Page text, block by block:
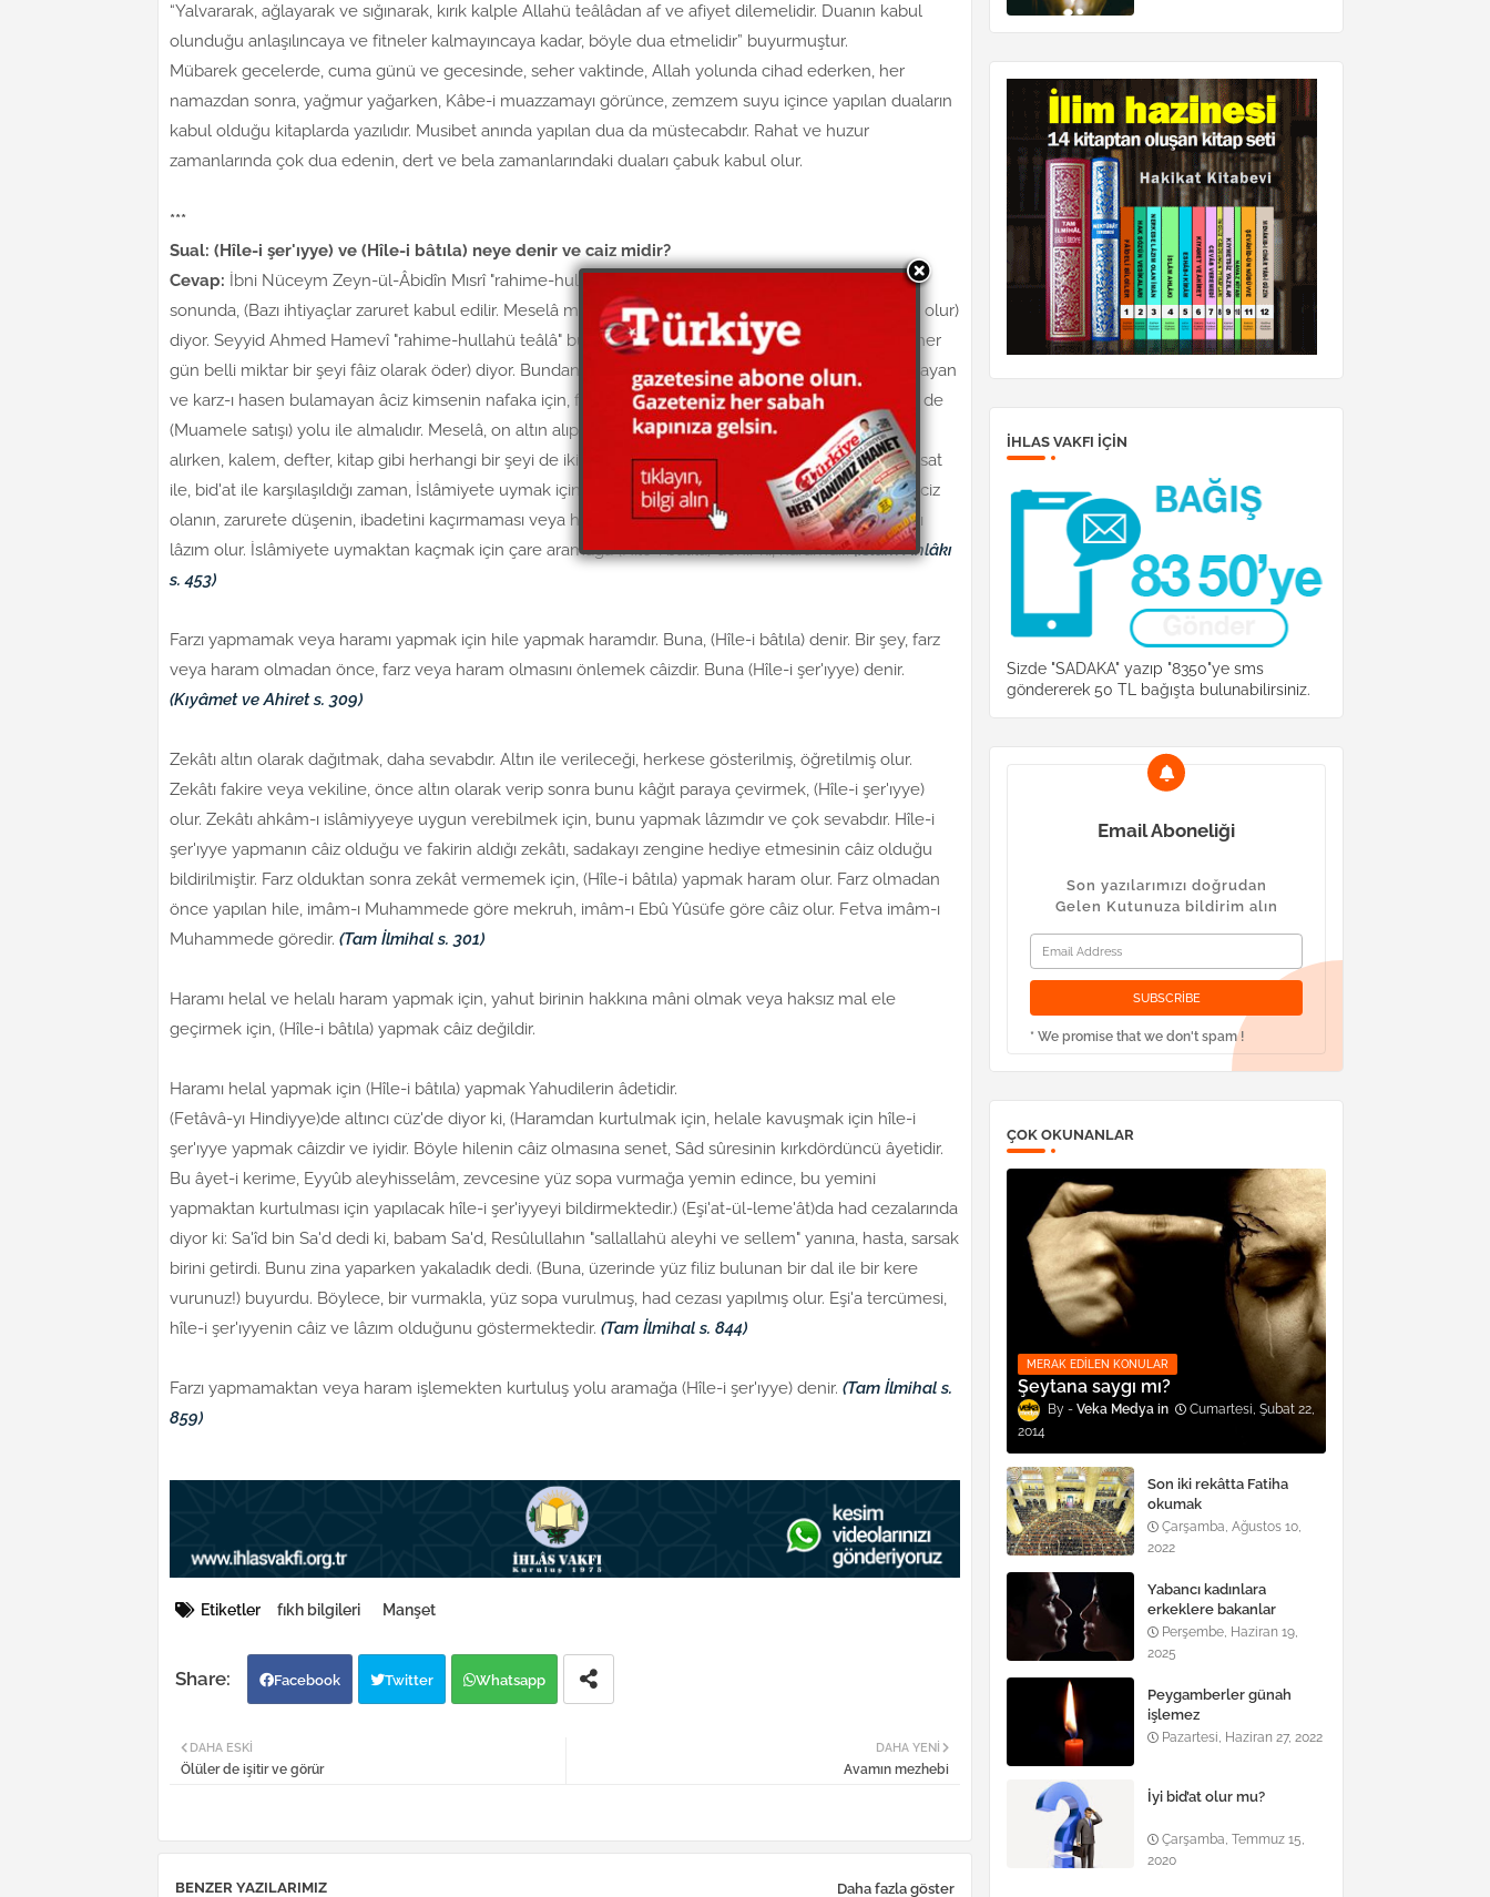
“Yalvararak, ağlayarak ve sığınarak, kırık kalple Allahü teâlâdan af ve afiyet dilemelidir. Duanın kabul
olunduğu anlaşılıncaya ve fitneler kalmayıncaya kadar, böyle dua etmelidir” buyurmuştur.
Mübarek gecelerde, cuma günü ve gecesinde, seher vaktinde, Allah yolunda cihad ederken, her
namazdan sonra, yağmur yağarken, Kâbe-i muazzamayı görünce, zemzem suyu içince yapılan duaların
kabul olduğu kitaplarda yazılıdır. Musibet anında yapılan dua da müstecabdır. Rahat ve huzur
zamanlarında çok dua edenin, dert ve bela zamanlarındaki duaları çabuk kabul olur.
***
Sual: (Hîle-i şer'ıyye) ve (Hîle-i bâtıla) neye denir ve caiz midir?
Cevap: İbni Nüceym Zeyn-ül-Âbidîn Mısrî "rahime-hullahü teâlâ" (Eşbâh) kitabında, beşinci kaidenin
sonunda, (Bazı ihtiyaçlar zaruret kabul edilir. Meselâ muhtaç olanın fâiz ödeyerek ödünç alması câiz olur)
diyor. Seyyid Ahmed Hamevî "rahime-hullahü teâlâ" burayı açıklarken, (Meselâ on altın ödünç alıp, her
gün belli miktar bir şeyi fâiz olarak öder) diyor. Bundan anlaşılıyor ki, nafakaya muhtaç olup, çalışamayan
ve karz-ı hasen bulamayan âciz kimsenin nafaka için, fâiz ile ödünç alması câiz olur. Fakat, bu hâlde de
(Muamele satışı) yolu ile almalıdır. Meselâ, on altın alıp, oniki altın ödemekte uyuşulunca, on altını
alırken, kalem, defter, kitap gibi herhangi bir şeyi de iki altına satın alıp, oniki altın borçlanır. Böyle, fesat
ile, bid'at ile karşılaşıldığı zaman, İslâmiyete uymak için, ihtiyatlı yol aramağa, (Hîle-i şer'ıyye) denir. Âciz
olanın, zarurete düşenin, ibadetini kaçırmaması veya haram işlememesi için (Hîle-i şer'ıyye) yapması
lâzım olur. İslâmiyete uymaktan kaçmak için çare aramağa (Hîle-i bâtıla) denir ki, haramdır.(İslâm Ahlâkı
s. 453)
Farzı yapmamak veya haramı yapmak için hile yapmak haramdır. Buna, (Hîle-i bâtıla) denir. Bir şey, farz
veya haram olmadan önce, farz veya haram olmasını önlemek câizdir. Buna (Hîle-i şer'ıyye) denir.
(Kıyâmet ve Ahiret s. 309)
Zekâtı altın olarak dağıtmak, daha sevabdır. Altın ile verileceği, herkese gösterilmiş, öğretilmiş olur.
Zekâtı fakire veya vekiline, önce altın olarak verip sonra bunu kâğıt paraya çevirmek, (Hîle-i şer'ıyye)
olur. Zekâtı ahkâm-ı islâmiyyeye uygun verebilmek için, bunu yapmak lâzımdır ve çok sevabdır. Hîle-i
şer'ıyye yapmanın câiz olduğu ve fakirin aldığı zekâtı, sadakayı zengine hediye etmesinin câiz olduğu
bildirilmiştir. Farz olduktan sonra zekât vermemek için, (Hîle-i bâtıla) yapmak haram olur. Farz olmadan
önce yapılan hile, imâm-ı Muhammede göre mekruh, imâm-ı Ebû Yûsüfe göre câiz olur. Fetva imâm-ı
Muhammede göredir. (Tam İlmihal s. 301)
Haramı helal ve helalı haram yapmak için, yahut birinin hakkına mâni olmak veya haksız mal ele
geçirmek için, (Hîle-i bâtıla) yapmak câiz değildir.
Haramı helal yapmak için (Hîle-i bâtıla) yapmak Yahudilerin âdetidir.
(Fetâvâ-yı Hindiyye)de altıncı cüz'de diyor ki, (Haramdan kurtulmak için, helale kavuşmak için hîle-i
şer'ıyye yapmak câizdir ve iyidir. Böyle hilenin câiz olmasına senet, Sâd sûresinin kırkdördüncü âyetidir.
Bu âyet-i kerime, Eyyûb aleyhisselâm, zevcesine yüz sopa vurmağa yemin edince, bu yemini
yapmaktan kurtulması için yapılacak hîle-i şer'iyyeyi bildirmektedir.) (Eşi'at-ül-leme'ât)da had cezalarında
diyor ki: Sa'îd bin Sa'd dedi ki, babam Sa'd, Resûlullahın "sallallahü aleyhi ve sellem" yanına, hasta, sarsak
birini getirdi. Bunu zina yaparken yakaladık dedi. (Buna, üzerinde yüz filiz bulunan bir dal ile bir kere
vurunuz!) buyurdu. Böylece, bir vurmakla, yüz sopa vurulmuş, had cezası yapılmış olur. Eşi'a tercümesi,
hîle-i şer'ıyyenin câiz ve lâzım olduğunu göstermektedir. (Tam İlmihal s. 844)
Farzı yapmamaktan veya haram işlemekten kurtuluş yolu aramağa (Hîle-i şer'ıyye) denir. (Tam İlmihal s.
859)
Etiketler fıkh bilgileri Manşet
Facebook Twitter Whatsapp
DAHA YENI
Avamın mezhebi
DAHA ESKI
Ölüler de işitir ve görür
BENZER YAZILARIMIZ Daha fazla göster
İHLAS VAKFI IÇIN
Sizde "SADAKA" yazıp "8350"ye sms
göndererek 50 TL bağışta bulunabilirsiniz.
Email Aboneliği
Son yazılarımızı doğrudan
Gelen Kutunuza bildirim alın
* We promise that we don't spam !
ÇOK OKUNANLAR
MERAK EDILEN KONULAR
Şeytana saygı mı?
Veka Medya
Cumartesi, Şubat 22,
2014
Son iki rekâtta Fatiha
okumak
Çarşamba, Ağustos 10,
2022
Yabancı kadınlara
erkeklere bakanlar
Perşembe, Haziran 19,
2025
Peygamberler günah
işlemez
Pazartesi, Haziran 27, 2022
İyi bid’at olur mu?
Çarşamba, Temmuz 15,
2020